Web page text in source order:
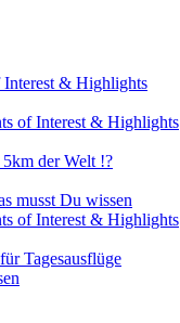
Interest & Highlights
of Interest & Highlights
der Welt !?
musst Du wissen
of Interest & Highlights
Tagesausflüge